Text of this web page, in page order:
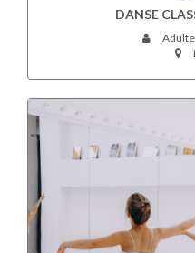
DANSE